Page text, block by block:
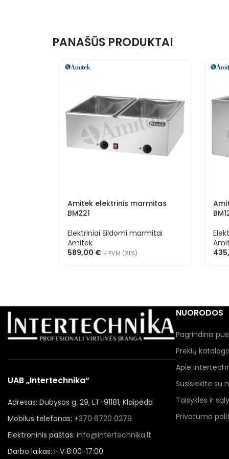
PANAŠŪS PRODUKTAI
Amitek elektrinis marmitas
BM221
Elektriniai šildomi marmitai
Amitek
589,00 € + PVM (21%)
UAB „Intertechnika“
Adresas: Dubysos g. 29, LT-91181, Klaipėda
Mobilus telefonas: +370 6720 0279
Elektroninis paštas: info@intertechnika.lt
Darbo laikas: I-V 8:00-17:00
NUORODOS
Pagrindinis
Prekių
Apie
Susisiekite su
Taisyklės ir
Privatumo